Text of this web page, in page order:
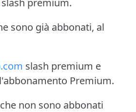
sono già abbonati, al
slash premium e
Premium.
non sono abbonati